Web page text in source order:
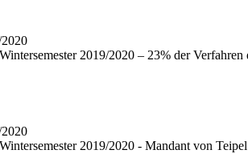
2019/2020 – 23% der
2019/2020 - Mandant von